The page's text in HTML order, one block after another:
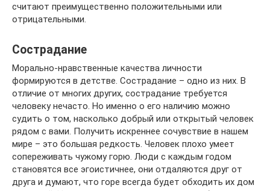
считают преимущественно положительными или
отрицательными.
Сострадание
Морально-нравственные качества личности
формируются в детстве. Сострадание – одно из них. В
отличие от многих других, сострадание требуется
человеку нечасто. Но именно о его наличию можно
судить о том, насколько добрый или открытый человек
рядом с вами. Получить искреннее сочувствие в нашем
мире – это большая редкость. Человек плохо умеет
сопереживать чужому горю. Люди с каждым годом
становятся все эгоистичнее, они отдаляются друг от
друга и думают, что горе всегда будет обходить их дом